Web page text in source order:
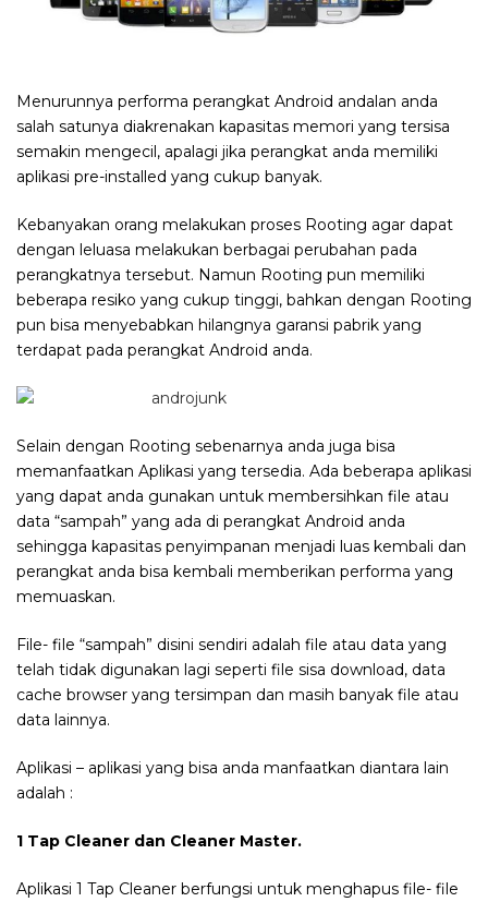
Menurunnya performa perangkat Android andalan anda
salah satunya diakrenakan kapasitas memori yang tersisa
semakin mengecil, apalagi jika perangkat anda memiliki
aplikasi pre-installed yang cukup banyak.
Kebanyakan orang melakukan proses Rooting agar dapat
dengan leluasa melakukan berbagai perubahan pada
perangkatnya tersebut. Namun Rooting pun memiliki
beberapa resiko yang cukup tinggi, bahkan dengan Rooting
pun bisa menyebabkan hilangnya garansi pabrik yang
terdapat pada perangkat Android anda.
Selain dengan Rooting sebenarnya anda juga bisa
memanfaatkan Aplikasi yang tersedia. Ada beberapa aplikasi
yang dapat anda gunakan untuk membersihkan file atau
data “sampah” yang ada di perangkat Android anda
sehingga kapasitas penyimpanan menjadi luas kembali dan
perangkat anda bisa kembali memberikan performa yang
memuaskan.
File- file “sampah” disini sendiri adalah file atau data yang
telah tidak digunakan lagi seperti file sisa download, data
cache browser yang tersimpan dan masih banyak file atau
data lainnya.
Aplikasi – aplikasi yang bisa anda manfaatkan diantara lain
adalah :
1 Tap Cleaner dan Cleaner Master.
Aplikasi 1 Tap Cleaner berfungsi untuk menghapus file- file